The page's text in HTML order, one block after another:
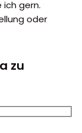
gern.
oder
zu